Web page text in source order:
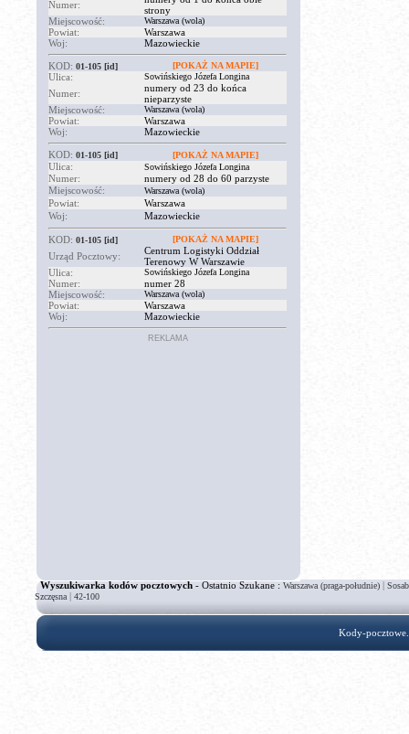
Numer:
strony
Miejscowość:
Warszawa (wola)
Powiat:
Warszawa
Woj:
Mazowieckie
KOD: 01-105 [id] [POKAŻ NA MAPIE]
Ulica: Sowińskiego Józefa Longina
Numer:
numery od 23 do końca
nieparzyste
Miejscowość:
Warszawa (wola)
Powiat:
Warszawa
Woj:
Mazowieckie
KOD: 01-105 [id] [POKAŻ NA MAPIE]
Ulica: Sowińskiego Józefa Longina
Numer:
numery od 28 do 60 parzyste
Miejscowość:
Warszawa (wola)
Powiat:
Warszawa
Woj:
Mazowieckie
KOD: 01-105 [id] [POKAŻ NA MAPIE]
Urząd Pocztowy:
Centrum Logistyki Oddział
Terenowy W Warszawie
Ulica:
Sowińskiego Józefa Longina
Numer:
numer 28
Miejscowość:
Warszawa (wola)
Powiat:
Warszawa
Woj:
Mazowieckie
REKLAMA
Wyszukiwarka kodów pocztowych- Ostatnio Szukane :Warszawa (praga-południe) |
Szczęsna | 42-100
Kody-